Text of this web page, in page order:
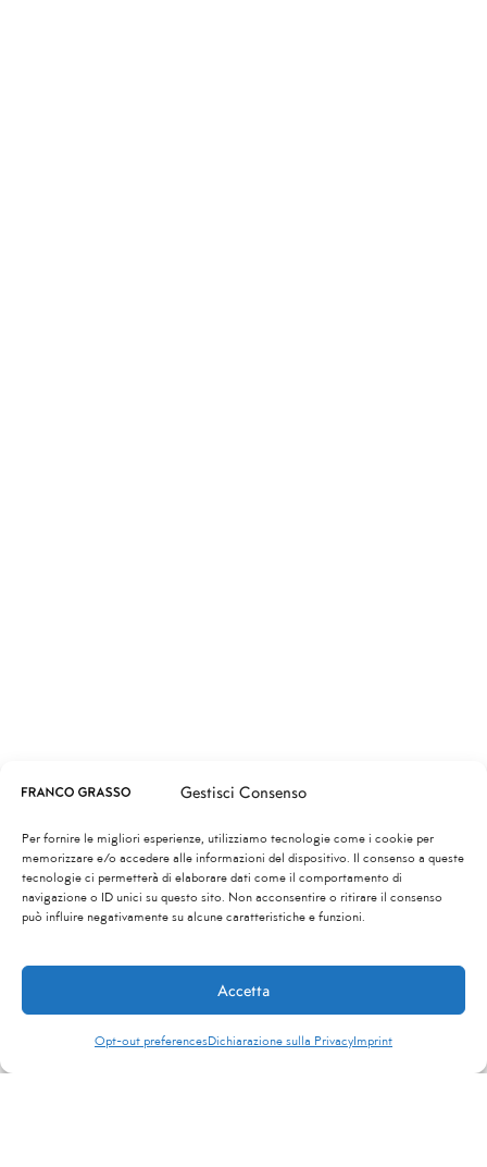
Gestisci Consenso
Per fornire le migliori esperienze, utilizziamo tecnologie come i cookie per
memorizzare e/o accedere alle informazioni del dispositivo. Il consenso a queste
tecnologie ci permetterà di elaborare dati come il comportamento di
navigazione o ID unici su questo sito. Non acconsentire o ritirare il consenso
può influire negativamente su alcune caratteristiche e funzioni.
Accetta
Opt-out preferencesDichiarazione sulla Privacy Imprint